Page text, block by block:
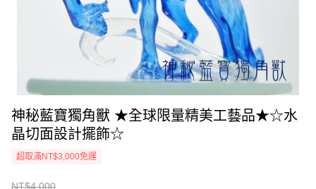
神秘藍寶獨角獸 ★全球限量精美工藝品★☆水
晶切面設計擺飾☆
超取滿NT$3,000免運
NT$4,000